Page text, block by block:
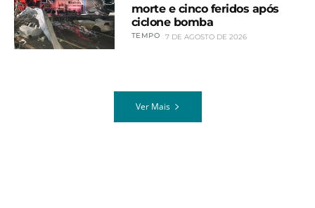
morte e cinco feridos após
ciclone bomba
TEMPO 7 DE AGOSTO DE 2026
Ver Mais